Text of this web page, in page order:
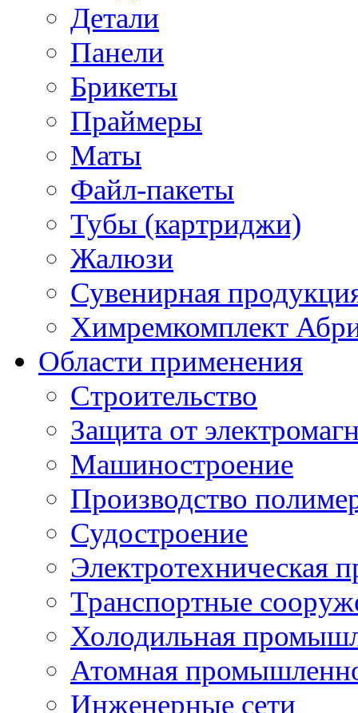
Детали
Панели
Брикеты
Праймеры
Маты
Файл-пакеты
Тубы (картриджи)
Жалюзи
Сувенирная
Химремкомплект
Области применения
Строительство
Защита от
Машиностроение
Производство
Судостроение
Электротехническая
Транспортные
Холодильная
Атомная
Инженерные сети